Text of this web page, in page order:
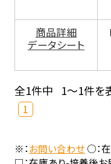
商品詳細
データシート
全1件中 1～1件を
1
※：お問い合わせ○：